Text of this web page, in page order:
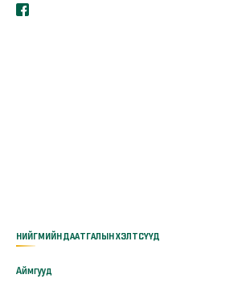
НИЙГМИЙН ДААТГАЛЫН ХЭЛТСҮҮД
Аймгууд